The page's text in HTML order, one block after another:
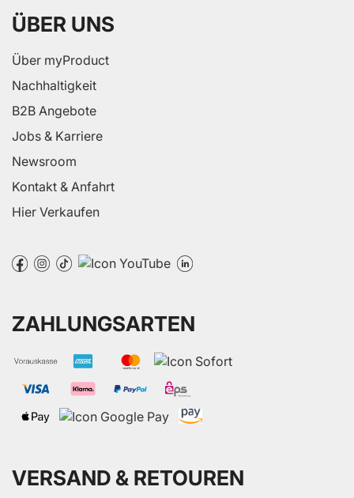
ÜBER UNS
Über myProduct
Nachhaltigkeit
B2B Angebote
Jobs & Karriere
Newsroom
Kontakt & Anfahrt
Hier Verkaufen
ZAHLUNGSARTEN
VERSAND & RETOUREN